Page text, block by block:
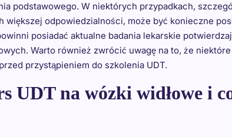
podstawowego. W niektórych przypadkach,
większej odpowiedzialności, może być konieczne
posiadać aktualne badania lekarskie
Warto również zwrócić uwagę na to, że
przystąpieniem do szkolenia UDT.
UDT na wózki widłowe i